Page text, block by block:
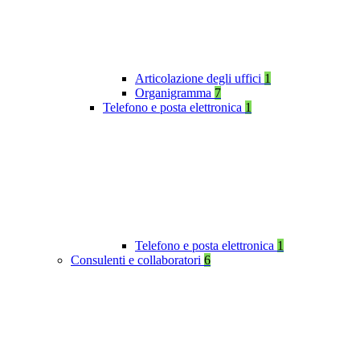
Articolazione degli uffici 1
Organigramma 7
Telefono e posta elettronica 1
Telefono e posta elettronica 1
Consulenti e collaboratori 6